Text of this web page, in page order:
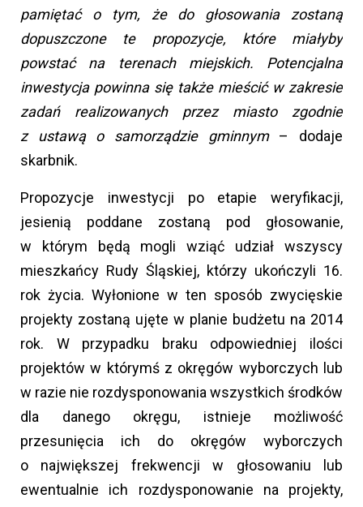
pamiętać o tym, że do głosowania zostaną
dopuszczone te propozycje, które miałyby
powstać na terenach miejskich. Potencjalna
inwestycja powinna się także mieścić w zakresie
zadań realizowanych przez miasto zgodnie
z ustawą o samorządzie gminnym– dodaje
skarbnik.
Propozycje inwestycji po etapie weryfikacji,
jesienią poddane zostaną pod głosowanie,
w którym będą mogli wziąć udział wszyscy
mieszkańcy Rudy Śląskiej, którzy ukończyli 16.
rok życia. Wyłonione w ten sposób zwycięskie
projekty zostaną ujęte w planie budżetu na 2014
rok. W przypadku braku odpowiedniej ilości
projektów w którymś z okręgów wyborczych lub
w razie nie rozdysponowania wszystkich środków
dla danego okręgu, istnieje możliwość
przesunięcia ich do okręgów wyborczych
o największej frekwencji w głosowaniu lub
ewentualnie ich rozdysponowanie na projekty,